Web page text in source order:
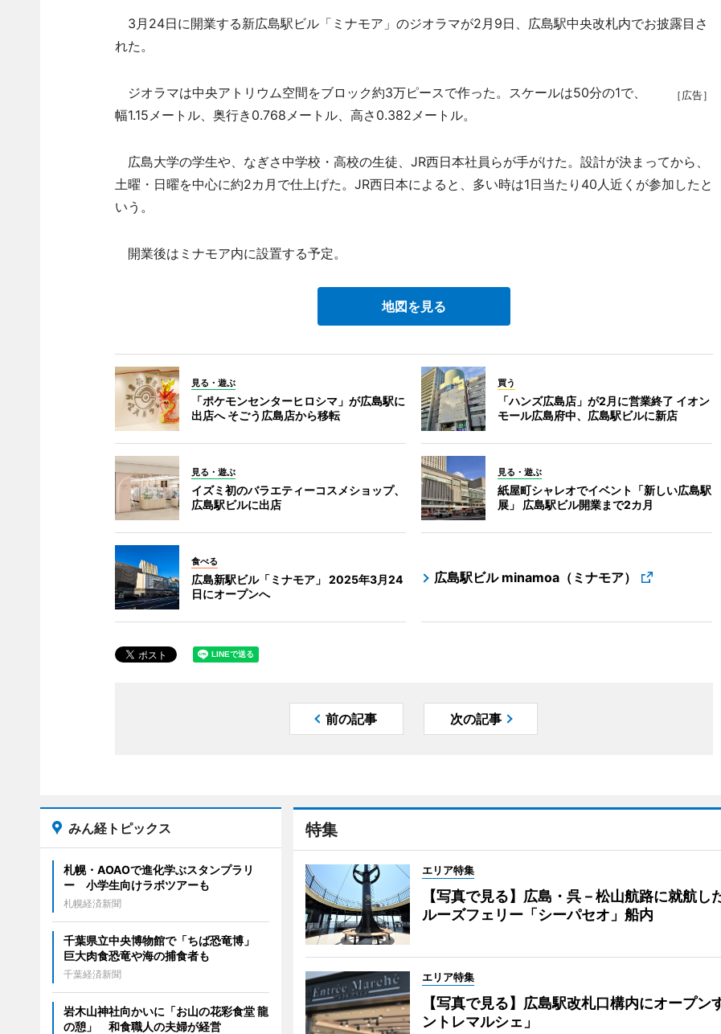
3月24日に開業する新広島駅ビル「ミナモア」のジオラマが2月9日、広島駅中央改札内でお披露目さ
れた。
［広告］
ジオラマは中央アトリウム空間をブロック約3万ピースで作った。スケールは50分の1で、
幅1.15メートル、奥行き0.768メートル、高さ0.382メートル。
広島大学の学生や、なぎさ中学校・高校の生徒、JR西日本社員らが手がけた。設計が決まってから、
土曜・日曜を中心に約2カ月で仕上げた。JR西日本によると、多い時は1日当たり40人近くが参加したと
いう。
開業後はミナモア内に設置する予定。
地図を見る
見る・遊ぶ
「ポケモンセンターヒロシマ」が広島駅に
出店へ そごう広島店から移転
買う
「ハンズ広島店」が2月に営業終了 イオン
モール広島府中、広島駅ビルに新店
見る・遊ぶ
イズミ初のバラエティーコスメショップ、
広島駅ビルに出店
見る・遊ぶ
紙屋町シャレオでイベント「新しい広島駅
展」 広島駅ビル開業まで2カ月
食べる
広島新駅ビル「ミナモア」 2025年3月24
日にオープンへ
広島駅ビル minamoa（ミナモア）
前の記事 次の記事
特集
エリア特集
【写真で見る】広島・呉－松山航路に就航し
ルーズフェリー「シーパセオ」船内
エリア特集
【写真で見る】広島駅改札口構内にオープン
ントレマルシェ」
みん経トピックス
札幌・AOAOで進化学ぶスタンプラリ
ー 小学生向けラボツアーも
札幌経済新聞
千葉県立中央博物館で「ちば恐竜博」
巨大肉食恐竜や海の捕食者も
千葉経済新聞
岩木山神社向かいに「お山の花彩食堂 龍
の憩」 和食職人の夫婦が経営